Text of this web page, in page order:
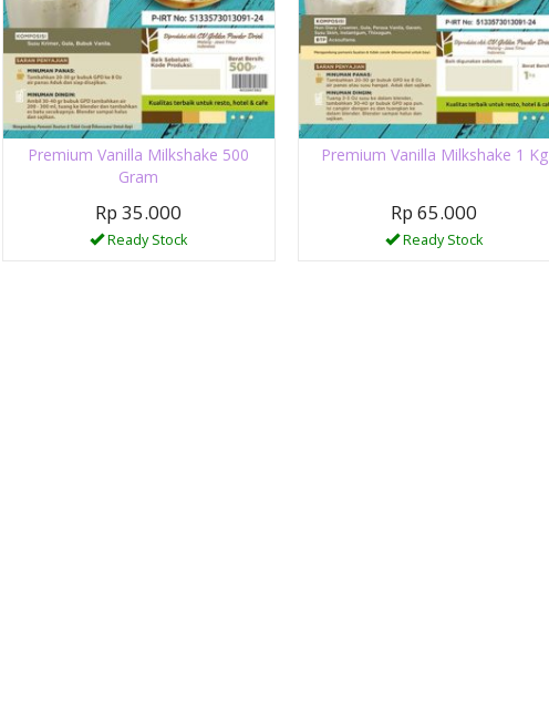
Premium Vanilla Milkshake 500
Gram
Rp 35.000
Ready Stock
Premium Vanilla Milkshake 1 Kg
Rp 65.000
Ready Stock